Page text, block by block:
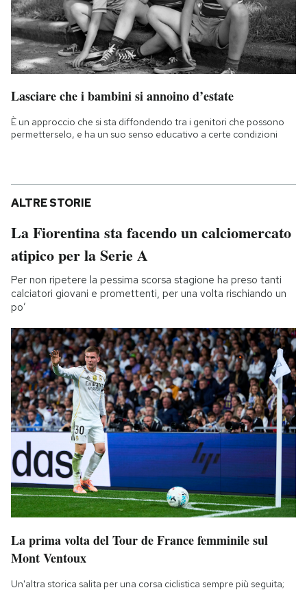
Lasciare che i bambini si annoino d’estate
È un approccio che si sta diffondendo tra i genitori che possono
permetterselo, e ha un suo senso educativo a certe condizioni
ALTRE STORIE
La Fiorentina sta facendo un calciomercato
atipico per la Serie A
Per non ripetere la pessima scorsa stagione ha preso tanti
calciatori giovani e promettenti, per una volta rischiando un
po’
La prima volta del Tour de France femminile sul
Mont Ventoux
Un'altra storica salita per una corsa ciclistica sempre più seguita;